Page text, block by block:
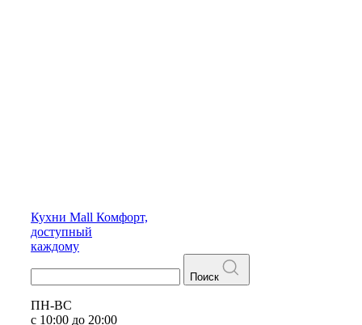
Кухни Mall Комфорт,
доступный
каждому
Поиск
ПН-ВС
с 10:00 до 20:00